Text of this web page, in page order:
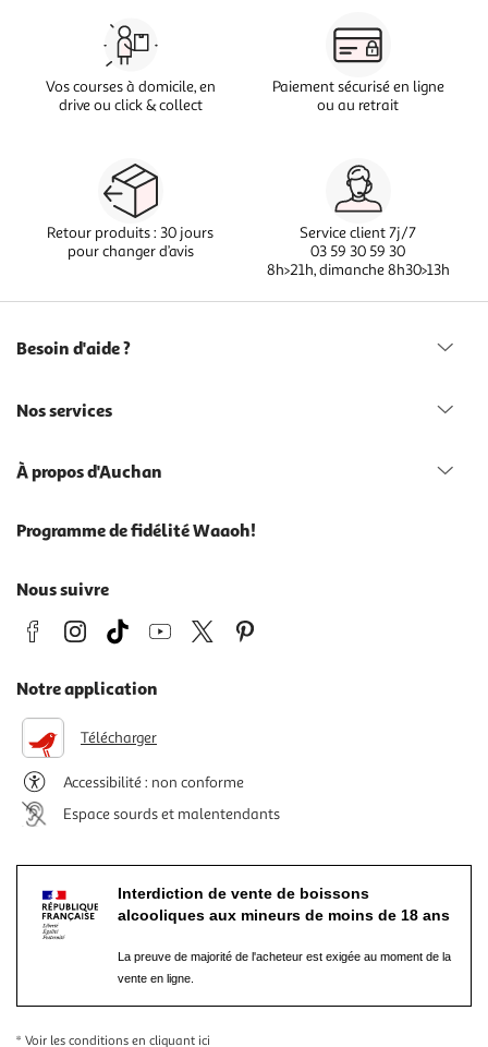
Vos courses à domicile, en
drive ou click & collect
Paiement sécurisé en ligne
ou au retrait
Retour produits : 30 jours
pour changer d’avis
Service client 7j/7
03 59 30 59 30
8h>21h, dimanche 8h30>13h
Besoin d'aide ?
Nos services
À propos d'Auchan
Programme de fidélité Waaoh!
Nous suivre
Notre application
Télécharger
Accessibilité : non conforme
Espace sourds et malentendants
Interdiction de vente de boissons
alcooliques aux mineurs de moins de 18 ans
La preuve de majorité de l'acheteur est exigée au moment de la
vente en ligne.
* Voir les conditions en cliquant ici